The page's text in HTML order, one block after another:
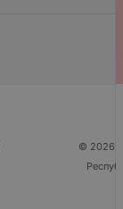
© 2026